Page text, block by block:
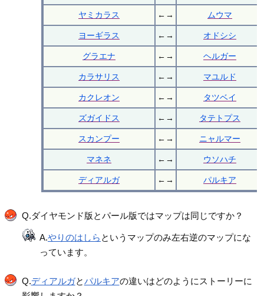
ヤミカラス ←→ ムウマ
ヨーギラス ←→ オドシシ
グラエナ ←→ ヘルガー
カラサリス ←→ マユルド
カクレオン ←→ タツベイ
ズガイドス ←→ タテトプス
スカンプー ←→ ニャルマー
マネネ ←→ ウソハチ
ディアルガ ←→ パルキア
Q.ダイヤモンド版とパール版ではマップは同じですか？
A.やりのはしら というマップのみ左右逆のマップにな
っています。
Q.ディアルガとパルキアの違いはどのようにストーリーに